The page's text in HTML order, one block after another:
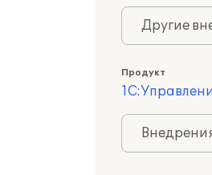
Другие
Продукт